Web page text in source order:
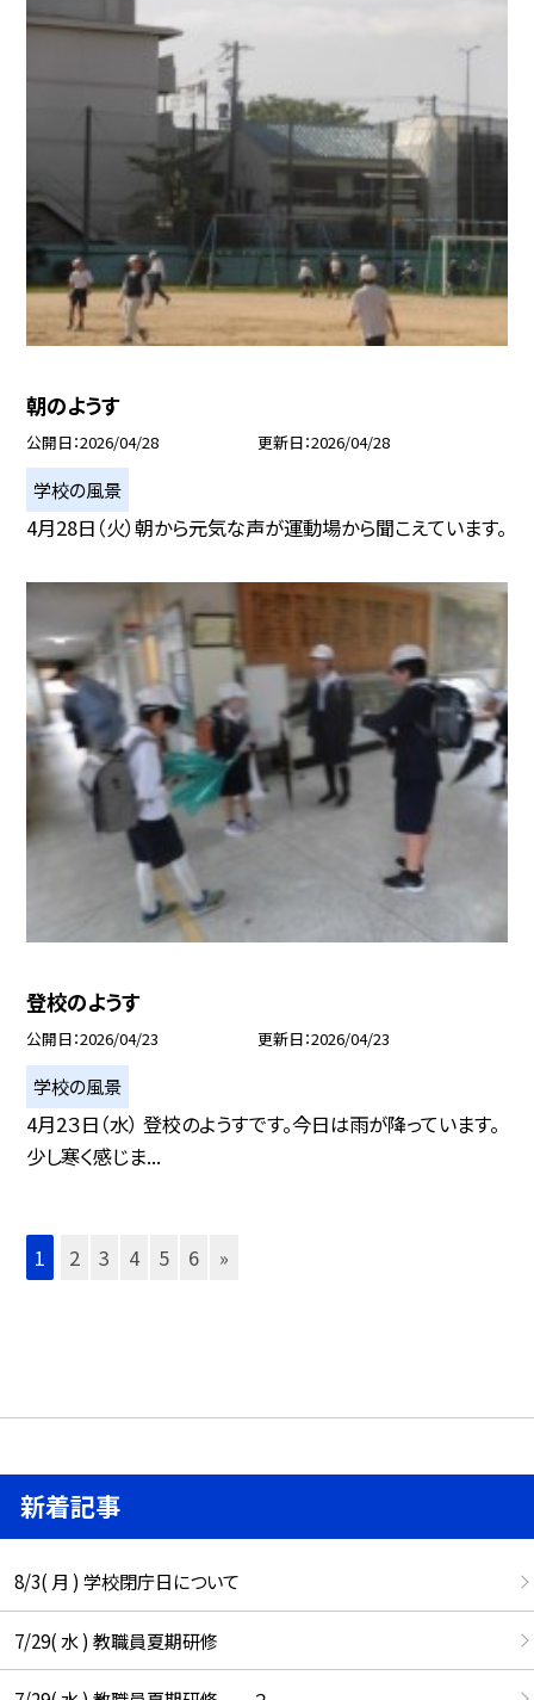
朝のようす
公開日 2026/04/28 更新日 2026/04/28
学校の風景
4月28日（火）朝から元気な声が運動場から聞こえています。
登校のようす
公開日 2026/04/23 更新日 2026/04/23
学校の風景
4月2３日（水） 登校のようすです。今日は雨が降っています。
少し寒く感じま...
1 2 3 4 5 6 »
新着記事
8/3( 月 ) 学校閉庁日について
7/29( 水 ) 教職員夏期研修